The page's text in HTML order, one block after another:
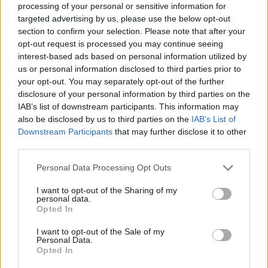
processing of your personal or sensitive information for
targeted advertising by us, please use the below opt-out
section to confirm your selection. Please note that after your
opt-out request is processed you may continue seeing
interest-based ads based on personal information utilized by
us or personal information disclosed to third parties prior to
your opt-out. You may separately opt-out of the further
disclosure of your personal information by third parties on the
IAB’s list of downstream participants. This information may
also be disclosed by us to third parties on the IAB’s List of
Downstream Participants that may further disclose it to other
Please note that this website/app uses one or more Google
not limited to your visit or usage behaviour. You may click to
grant or deny consent to Google and its third-party tags to
use your data for below specified purposes in below Google
consent section.
Personal Data Processing Opt Outs
I want to opt-out of the Sharing of my
personal data.
Opted In
I want to opt-out of the Sale of my
Personal Data.
Opted In
Gallura, finti clienti svuotano le suite: furto da
50mila nel resort
Meteo Olbia 7 agosto, sole e caldo tornano
protagonisti
Test tunnel Olbia: rampe chiuse ancora fino a
fine agosto